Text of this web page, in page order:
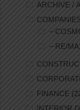
ARCHIVE /
–
– RE/
FINANCE